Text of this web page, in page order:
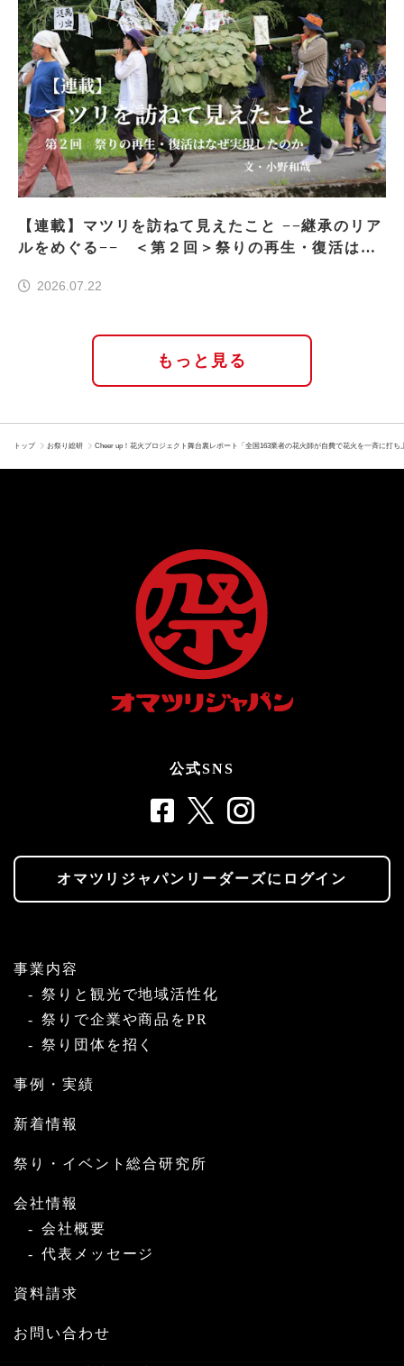
【連載】マツリを訪ねて見えたこと −−継承のリア
ルをめぐる−− ＜第２回＞祭りの再生・復活はな
2026.07.22
もっと見る
トップ お祭り総研 Cheer up！花火プロジェクト舞台裏レポート「全国163業者の花火師が自費で花火を一斉に打
公式SNS
オマツリジャパンリーダーズにログイン
事業内容
祭りと観光で地域活性化
祭りで企業や商品をPR
祭り団体を招く
事例・実績
新着情報
祭り・イベント総合研究所
会社情報
会社概要
代表メッセージ
資料請求
お問い合わせ